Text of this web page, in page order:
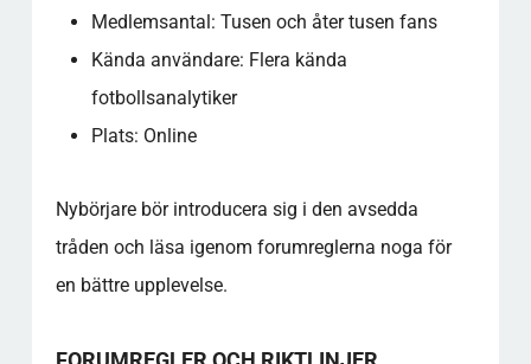
Medlemsantal: Tusen och åter tusen fans
Kända användare: Flera kända
fotbollsanalytiker
Plats: Online
Nybörjare bör introducera sig i den avsedda
tråden och läsa igenom forumreglerna noga för
en bättre upplevelse.